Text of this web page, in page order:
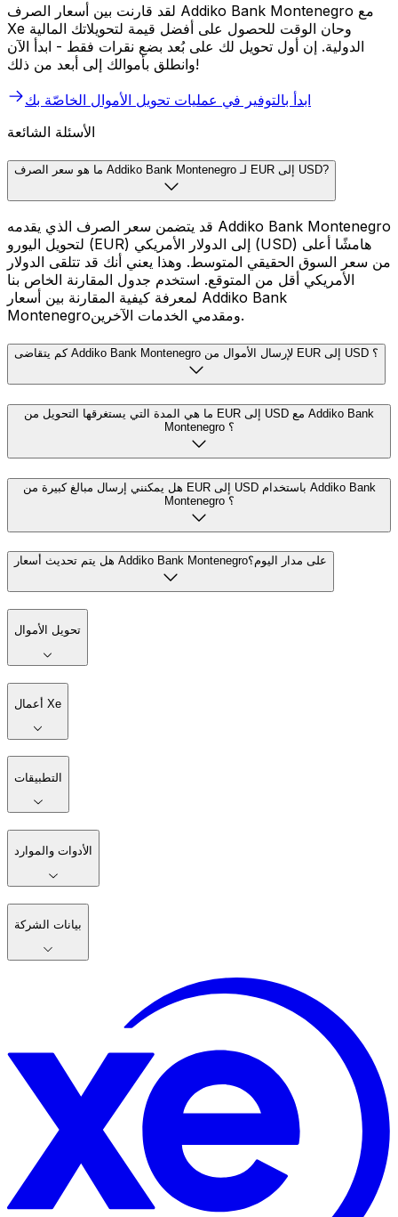
لقد قارنت بين أسعار الصرف Addiko Bank Montenegro مع
Xe وحان الوقت للحصول على أفضل قيمة لتحويلاتك المالية
الدولية. إن أول تحويل لك على بُعد بضع نقرات فقط - ابدأ الآن
وانطلق بأموالك إلى أبعد من ذلك!
ابدأ بالتوفير في عمليات تحويل الأموال الخاصّة بك
الأسئلة الشائعة
ما هو سعر الصرف Addiko Bank Montenegro لـ EUR إلى USD?
قد يتضمن سعر الصرف الذي يقدمه Addiko Bank Montenegro
لتحويل اليورو (EUR) إلى الدولار الأمريكي (USD) هامشًا أعلى
من سعر السوق الحقيقي المتوسط. وهذا يعني أنك قد تتلقى الدولار
الأمريكي أقل من المتوقع. استخدم جدول المقارنة الخاص بنا
لمعرفة كيفية المقارنة بين أسعار Addiko Bank
Montenegroومقدمي الخدمات الآخرين.
كم يتقاضى Addiko Bank Montenegro لإرسال الأموال من EUR إلى USD ؟
ما هي المدة التي يستغرقها التحويل من EUR إلى USD مع Addiko Bank
Montenegro ؟
هل يمكنني إرسال مبالغ كبيرة من EUR إلى USD باستخدام Addiko Bank
Montenegro ؟
هل يتم تحديث أسعار Addiko Bank Montenegroعلى مدار اليوم؟
تحويل الأموال
أعمال Xe
التطبيقات
الأدوات والموارد
بيانات الشركة